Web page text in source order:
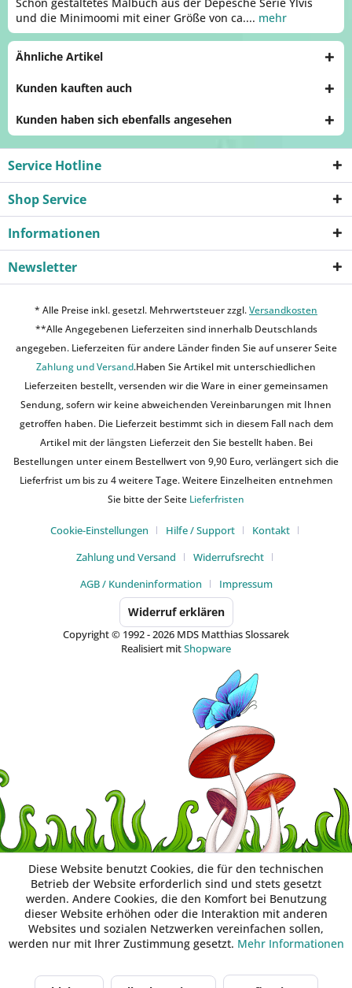
und die Minimoomi mit einer Größe von ca.... mehr
Ähnliche Artikel
Kunden kauften auch
Kunden haben sich ebenfalls angesehen
Service Hotline
Shop Service
Informationen
Newsletter
* Alle Preise inkl. gesetzl. Mehrwertsteuer zzgl.Versandkosten
**Alle Angegebenen Lieferzeiten sind innerhalb Deutschlands
angegeben. Lieferzeiten für andere Länder finden Sie auf unserer Seite
Zahlung und Versand.Haben Sie Artikel mit unterschiedlichen
Lieferzeiten bestellt, versenden wir die Ware in einer gemeinsamen
Sendung, sofern wir keine abweichenden Vereinbarungen mit Ihnen
getroffen haben. Die Lieferzeit bestimmt sich in diesem Fall nach dem
Artikel mit der längsten Lieferzeit den Sie bestellt haben. Bei
Bestellungen unter einem Bestellwert von 9,90 Euro, verlängert sich die
Lieferfrist um bis zu 4 weitere Tage. Weitere Einzelheiten entnehmen
Sie bitte der Seite Lieferfristen
Cookie-Einstellungen Hilfe / Support
Kontakt
Zahlung und Versand
Widerrufsrecht
AGB / Kundeninformation
Impressum
Widerruf erklären
Copyright © 1992 - 2026 MDS Matthias Slossarek
Realisiert mitShopware
Diese Website benutzt Cookies, die für den technischen
Betrieb der Website erforderlich sind und stets gesetzt
werden. Andere Cookies, die den Komfort bei Benutzung
dieser Website erhöhen oder die Interaktion mit anderen
Websites und sozialen Netzwerken vereinfachen sollen,
werden nur mit Ihrer Zustimmung gesetzt. Mehr Informationen